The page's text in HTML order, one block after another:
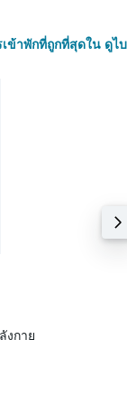
เข้าพักที่ถูกที่สุดใน ดูไบ
งกาย